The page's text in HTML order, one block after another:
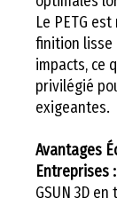
Le PETG
finition lisse
impacts, ce
privilégié
exigeantes.
Avantages
Entreprises :
GSUN 3D